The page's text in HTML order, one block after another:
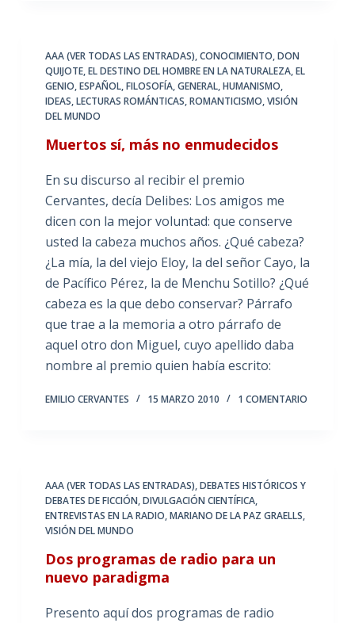
AAA (VER TODAS LAS ENTRADAS),CONOCIMIENTO,DON
QUIJOTE,EL DESTINO DEL HOMBRE EN LA NATURALEZA,EL
GENIO,ESPAÑOL,FILOSOFÍA,GENERAL,HUMANISMO,
IDEAS,LECTURAS ROMÁNTICAS,ROMANTICISMO,VISIÓN
DEL MUNDO
Muertos sí, más no enmudecidos
En su discurso al recibir el premio
Cervantes, decía Delibes: Los amigos me
dicen con la mejor voluntad: que conserve
usted la cabeza muchos años. ¿Qué cabeza?
¿La mía, la del viejo Eloy, la del señor Cayo, la
de Pacífico Pérez, la de Menchu Sotillo? ¿Qué
cabeza es la que debo conservar? Párrafo
que trae a la memoria a otro párrafo de
aquel otro don Miguel, cuyo apellido daba
nombre al premio quien había escrito:
EMILIO CERVANTES 15 MARZO 2010 1 COMENTARIO
AAA (VER TODAS LAS ENTRADAS),DEBATES HISTÓRICOS Y
DEBATES DE FICCIÓN,DIVULGACIÓN CIENTÍFICA,
ENTREVISTAS EN LA RADIO,MARIANO DE LA PAZ GRAELLS,
VISIÓN DEL MUNDO
Dos programas de radio para un
nuevo paradigma
Presento aquí dos programas de radio